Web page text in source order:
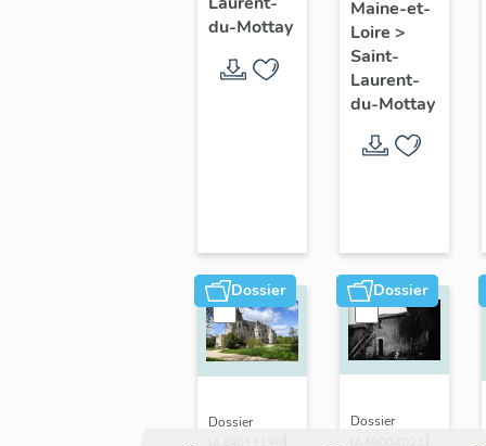
du-Mottay
Maine-et-
Loire >
Saint-
Laurent-
du-Mottay
Dossier
Dossier
Dossier
Dossier